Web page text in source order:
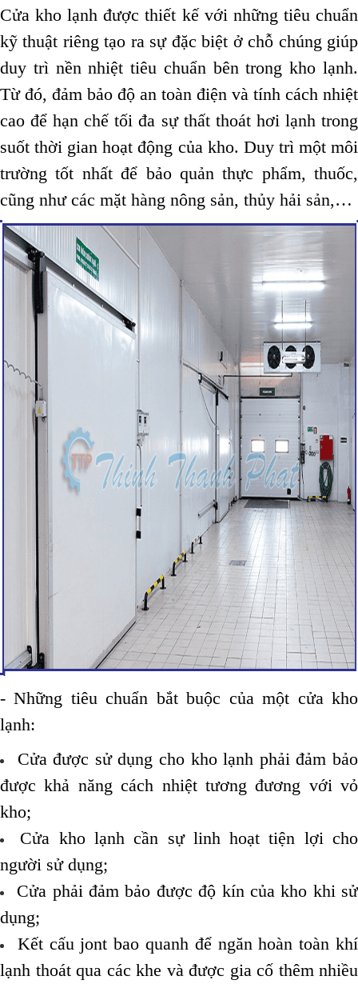
Cửa kho lạnh được thiết kế với những tiêu chuẩn
kỹ thuật riêng tạo ra sự đặc biệt ở chỗ chúng giúp
duy trì nền nhiệt tiêu chuẩn bên trong kho lạnh.
Từ đó, đảm bảo độ an toàn điện và tính cách nhiệt
cao để hạn chế tối đa sự thất thoát hơi lạnh trong
suốt thời gian hoạt động của kho. Duy trì một môi
trường tốt nhất để bảo quản thực phẩm, thuốc,
cũng như các mặt hàng nông sản, thủy hải sản,…
- Những tiêu chuẩn bắt buộc của một cửa kho
lạnh:
Cửa được sử dụng cho kho lạnh phải đảm bảo
được khả năng cách nhiệt tương đương với vỏ
kho;
Cửa kho lạnh cần sự linh hoạt tiện lợi cho
người sử dụng;
Cửa phải đảm bảo được độ kín của kho khi sử
dụng;
Kết cấu jont bao quanh để ngăn hoàn toàn khí
lạnh thoát qua các khe và được gia cố thêm nhiều